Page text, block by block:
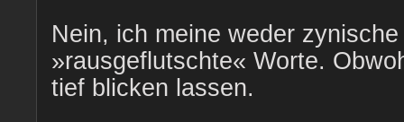
Nein, ich meine weder
»rausgeflutschte« Worte.
tief blicken lassen.